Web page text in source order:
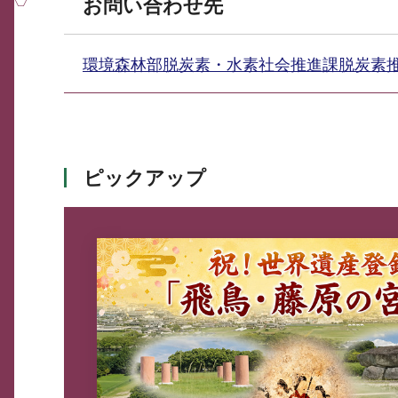
お問い合わせ先
環境森林部脱炭素・水素社会推進課脱炭素
ピックアップ